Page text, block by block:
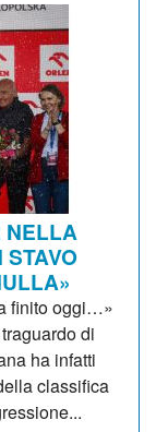
NELLA
STAVO
finito oggi…»
di
ha infatti
classifica